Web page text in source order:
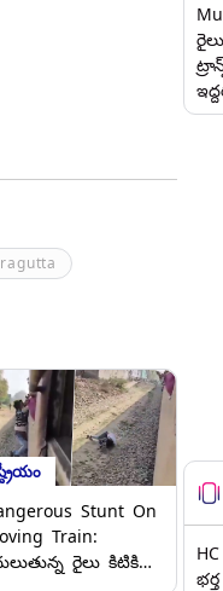
Stunt On
Train:
రైలు కిటికి